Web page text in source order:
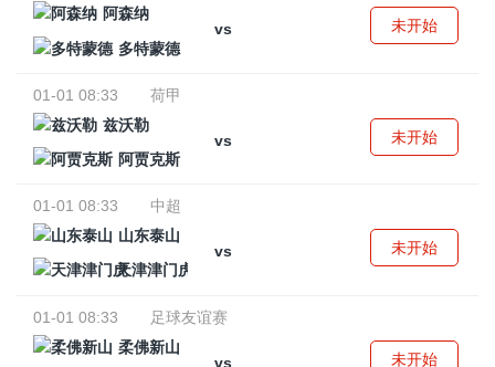
阿森纳
vs
多特蒙德
未开始
01-01 08:33
荷甲
兹沃勒
vs
阿贾克斯
未开始
01-01 08:33
中超
山东泰山
vs
天津津门虎
未开始
01-01 08:33
足球友谊赛
柔佛新山
vs
未开始